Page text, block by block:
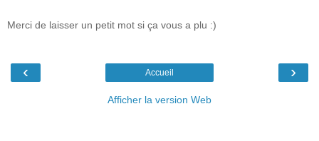
Merci de laisser un petit mot si ça vous a plu :)
‹ ›
Accueil
Afficher la version Web